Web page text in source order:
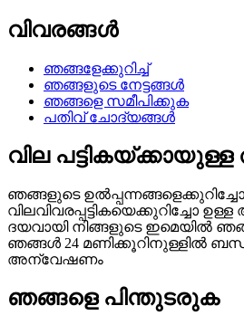
വിവരങ്ങൾ
ഞങ്ങളേക്കുറിച്ച്
ഞങ്ങളുടെ നേട്ടങ്ങൾ
ഞങ്ങളെ സമീപിക്കുക
പതിവ് ചോദ്യങ്ങൾ
വില
ഞങ്ങളുടെ ഉൽപ്പന്നങ്ങളെക്കുറിച്ചോ
വിലവിവരപ്പട്ടികയെക്കുറിച്ചോ
ദയവായി നിങ്ങളുടെ ഇമെയിൽ
ഞങ്ങൾ 24 മണിക്കൂറിനുള്ളിൽ
അന്വേഷണം
ഞങ്ങളെ പിന്തുടരുക